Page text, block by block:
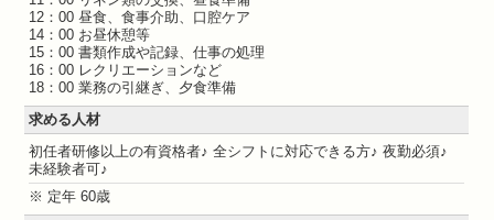
12：00 昼食、食事介助、口腔ケア
14：00 お昼休憩等
15：00 書類作成や記録、仕事の処理
16：00 レクリエーションなど
18：00 業務の引継ぎ、夕食準備
求める人材
初任者研修以上の有資格者♪ 全シフトに対応できる方♪ 夜勤必須♪
未経験者可♪
※ 定年 60歳